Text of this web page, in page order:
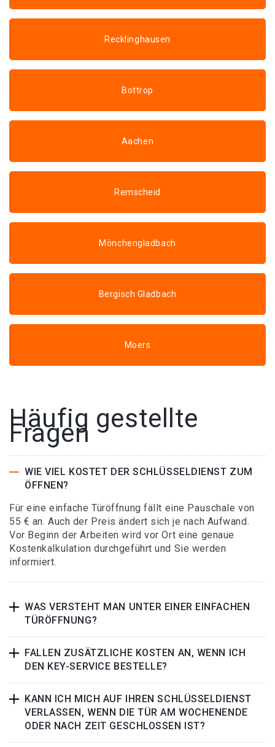
Recklinghausen
Bottrop
Aachen
Remscheid
Mönchengladbach
Bergisch Gladbach
Moers
Häufig gestellte
Fragen
WIE VIEL KOSTET DER SCHLÜSSELDIENST ZUM
ÖFFNEN?
Für eine einfache Türöffnung fällt eine Pauschale von
55 € an. Auch der Preis ändert sich je nach Aufwand.
Vor Beginn der Arbeiten wird vor Ort eine genaue
Kostenkalkulation durchgeführt und Sie werden
informiert.
WAS VERSTEHT MAN UNTER EINER EINFACHEN
TÜRÖFFNUNG?
FALLEN ZUSÄTZLICHE KOSTEN AN, WENN ICH
DEN KEY-SERVICE BESTELLE?
KANN ICH MICH AUF IHREN SCHLÜSSELDIENST
VERLASSEN, WENN DIE TÜR AM WOCHENENDE
ODER NACH ZEIT GESCHLOSSEN IST?